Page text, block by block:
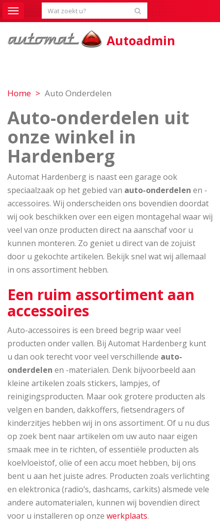
Toggle
navigation
Autoadmin
Home Auto Onderdelen
Auto-onderdelen uit
onze winkel in
Hardenberg
Automat Hardenberg is naast een garage ook
speciaalzaak op het gebied van auto-onderdelen en -
accessoires. Wij onderscheiden ons bovendien doordat
wij ook beschikken over een eigen montagehal waar wij
veel van onze producten direct na aanschaf voor u
kunnen monteren. Zo geniet u direct van de zojuist
door u gekochte artikelen. Bekijk snel wat wij allemaal
in ons assortiment hebben.
Een ruim assortiment aan
accessoires
Auto-accessoires is een breed begrip waar veel
producten onder vallen. Bij Automat Hardenberg kunt
u dan ook terecht voor veel verschillende auto-
onderdelen en -materialen. Denk bijvoorbeeld aan
kleine artikelen zoals stickers, lampjes, of
reinigingsproducten. Maar ook grotere producten als
velgen en banden, dakkoffers, fietsendragers of
kinderzitjes hebben wij in ons assortiment. Of u nu dus
op zoek bent naar artikelen om uw auto naar eigen
smaak mee in te richten, of essentiële producten als
koelvloeistof, olie of een accu moet hebben, bij ons
bent u aan het juiste adres. Producten zoals verlichting
en elektronica (radio’s, dashcams, carkits) alsmede vele
andere automaterialen, kunnen wij bovendien direct
voor u installeren op onze werkplaats.